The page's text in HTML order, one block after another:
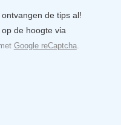
de tips al!
de hoogte via
Google reCaptcha.